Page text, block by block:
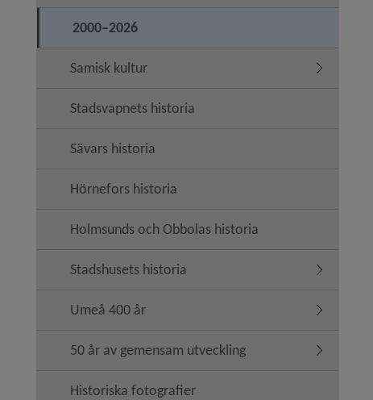
2000–2026
Samisk kultur
Stadsvapnets historia
Sävars historia
Hörnefors historia
Holmsunds och Obbolas historia
Stadshusets historia
Umeå 400 år Undermeny
50 år av gemensam utveckling Undermeny
Historiska fotografier